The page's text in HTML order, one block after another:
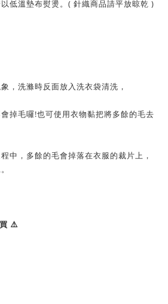
低溫墊布熨燙。( 針織商品請平放晾乾 )
，洗滌時反面放入洗衣袋清洗，
掉毛囉!也可使用衣物黏把將多餘的毛去
中，多餘的毛會掉落在衣服的裁片上，
⚠️